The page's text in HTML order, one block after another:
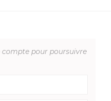
pour poursuivre